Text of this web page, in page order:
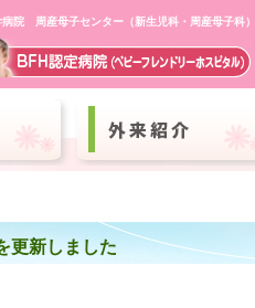
院 周産母子センター（新生児科・周産母子科）
更新しました